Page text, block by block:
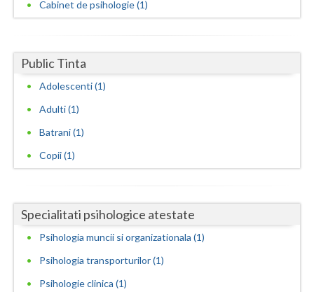
Mehedinti
Mures
Neamt
Prahova
Satu-Mare
Suceava
Cabinet de psihologie (1)
Public Tinta
Adolescenti (1)
Adulti (1)
Batrani (1)
Copii (1)
Specialitati psihologice atestate
Psihologia muncii si organizationala (1)
Psihologia transporturilor (1)
Psihologie clinica (1)